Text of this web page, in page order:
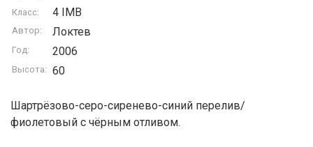
Класс: 4 IMB
Автор: Локтев
Год: 2006
Высота: 60
Шартрёзово-серо-сиренево-синий перелив/
фиолетовый с чёрным отливом.